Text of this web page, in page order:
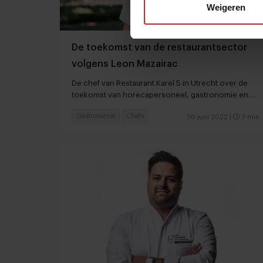
Weigeren
De toekomst van de restaurantsector
volgens Leon Mazairac
De chef van Restaurant Karel 5 in Utrecht over de
toekomst van horecapersoneel, gastronomie en
30 juni 2022 3 min
Gastronomie Chefs